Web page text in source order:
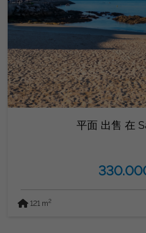
平面 出售 在
121 m2